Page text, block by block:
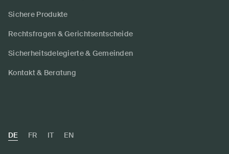
Sichere Produkte
Rechtsfragen & Gerichtsentscheide
Sicherheitsdelegierte & Gemeinden
Kontakt & Beratung
DE FR IT EN